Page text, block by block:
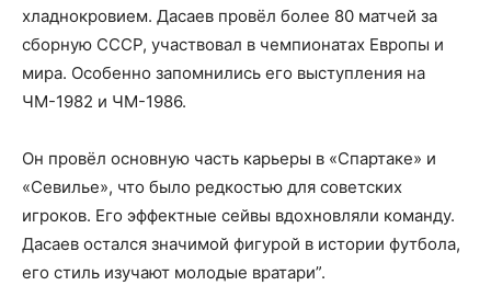
хладнокровием. Дасаев провёл более 80 матчей за
сборную СССР, участвовал в чемпионатах Европы и
мира. Особенно запомнились его выступления на
ЧМ-1982 и ЧМ-1986.
Он провёл основную часть карьеры в «Спартаке» и
«Севилье», что было редкостью для советских
игроков. Его эффектные сейвы вдохновляли команду.
Дасаев остался значимой фигурой в истории футбола,
его стиль изучают молодые вратари”.